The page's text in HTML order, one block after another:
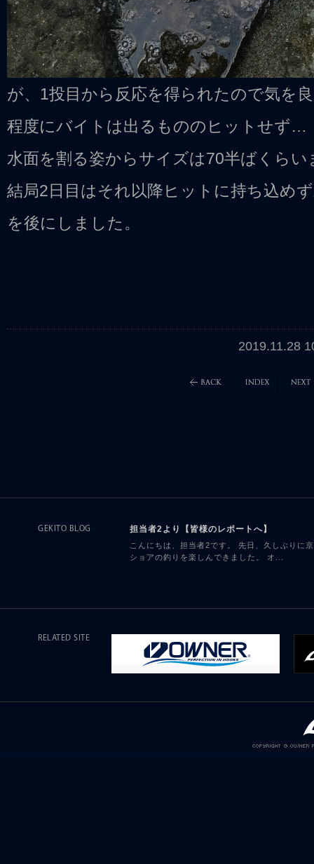
が、1投目から反応を得られたので気を
程度にバイトは出るもののヒットせず…
水面を割る姿からサイズは70半ばくら
結局2日目はそれ以降ヒットに持ち込め
を後にしました。
2019.11.28
GEKITO BLOG 担当者2より【皆様のレポートへ】
こんにちは、担当者2です。 先日、久しぶりに
ショアの釣りを楽しんできました。 オ...
RELATED SITE